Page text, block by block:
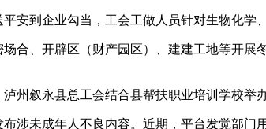
到企业勾当，工会工做人员针对生物化学
、开辟区（财产园区）、建建工地等开展
叙永县总工会结合县帮扶职业培训学校举办
未成年人不良内容。近期，平台发觉部门